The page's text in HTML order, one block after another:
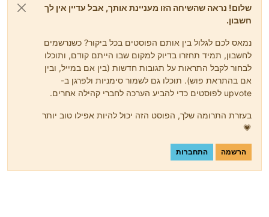
שלום! נראה שהשיחה הזו מעניינת אותך, אבל עדיין אין לך
חשבון.
נמאס לכם לגלול בין אותם הפוסטים בכל ביקור? כשנרשמים
לחשבון, תמיד תחזרו בדיוק למקום שבו הייתם קודם, ותוכלו
לבחור לקבל התראות על תגובות חדשות (בין אם במייל, ובין
אם בהתראת פוש). תוכלו גם לשמור סימניות ולפרגן ב-
upvote לפוסטים כדי להביע הערכה לחברי קהילה אחרים.
בעזרת התרומה שלך, הפוסט הזה יכול להיות אפילו טוב יותר
💗
הרשמה התחברות